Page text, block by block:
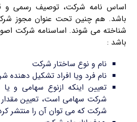
اساس نامه شرکت، توصیف رسمی و
باشد. هم چنین تحت عنوان مجوز
شناخته می شوند. اساسنامه شرکت
باشد :
نام و نوع ساختار شرکت
نام فرد ویا افراد تشکیل دهنده
تعیین اینکه ازنوع سهامی و
شرکت سهامی است، تعیین مقدار
شرکت که می توان آن را منتشر